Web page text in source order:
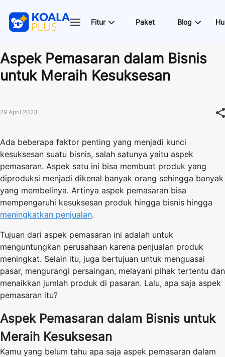
Fitur Paket Blog
Aspek Pemasaran dalam Bisnis
untuk Meraih Kesuksesan
29 April 2023
Ada beberapa faktor penting yang menjadi kunci
kesuksesan suatu bisnis, salah satunya yaitu aspek
pemasaran. Aspek satu ini bisa membuat produk yang
diproduksi menjadi dikenal banyak orang sehingga banyak
yang membelinya. Artinya aspek pemasaran bisa
mempengaruhi kesuksesan produk hingga bisnis hingga
meningkatkan penjualan.
Tujuan dari aspek pemasaran ini adalah untuk
menguntungkan perusahaan karena penjualan produk
meningkat. Selain itu, juga bertujuan untuk menguasai
pasar, mengurangi persaingan, melayani pihak tertentu dan
menaikkan jumlah produk di pasaran. Lalu, apa saja aspek
pemasaran itu?
Aspek Pemasaran dalam Bisnis untuk
Meraih Kesuksesan
Kamu yang belum tahu apa saja aspek pemasaran dalam